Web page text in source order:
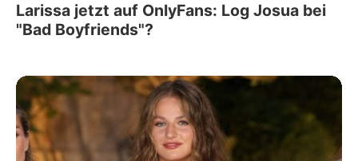
Larissa jetzt auf OnlyFans: Log Josua bei
"Bad Boyfriends"?